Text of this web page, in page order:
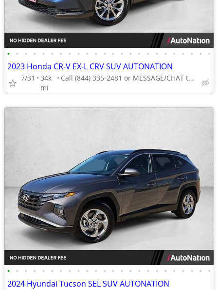
• • • • • • • • • • • • • • • • • • • • • • • •
2023 Honda CR-V EX-L CRV SUV AUTONATION
7/31
34k
mi
Call (844) 335-2481 or MESSAGE/CHAT to confirm availability
• • • • • • • • • • • • • • • • • • • • • • • •
2024 Hyundai Tucson SEL SUV AUTONATION